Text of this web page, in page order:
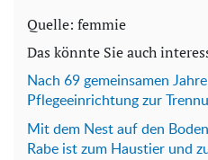
Quelle: femmie
Das könnte Sie auch
Nach 69 gemeinsamen
Pflegeeinrichtung zur
Mit dem Nest auf den
Rabe ist zum Haustier und